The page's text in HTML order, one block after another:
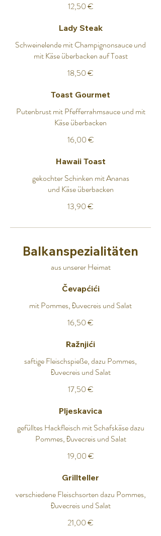
12,50 €
Lady Steak
Schweinelende mit Champignonsauce und
mit Käse überbacken auf Toast
18,50 €
Toast Gourmet
Putenbrust mit Pfefferrahmsauce und mit
Käse überbacken
16,00 €
Hawaii Toast
gekochter Schinken mit Ananas
und Käse überbacken
13,90 €
Balkanspezialitäten
aus unserer Heimat
Čevapćići
mit Pommes, Đuvecreis und Salat
16,50 €
Ražnjići
saftige Fleischspieße, dazu Pommes,
Đuvecreis und Salat
17,50 €
Pljeskavica
gefülltes Hackfleisch mit Schafskäse dazu
Pommes, Đuvecreis und Salat
19,00 €
Grillteller
verschiedene Fleischsorten dazu Pommes,
Đuvecreis und Salat
21,00 €